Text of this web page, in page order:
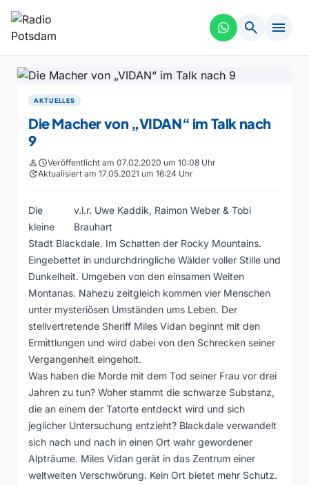
search menu
AKTUELLES
Die Macher von „VIDAN“ im Talk nach
9
personscheduleVeröffentlicht am 07.02.2020 um 10:08 Uhr
updateAktualisiert am 17.05.2021 um 16:24 Uhr
v.l.r. Uwe Kaddik, Raimon Weber & Tobi
Brauhart
Die
kleine
Stadt Blackdale. Im Schatten der Rocky Mountains.
Eingebettet in undurchdringliche Wälder voller Stille und
Dunkelheit. Umgeben von den einsamen Weiten
Montanas. Nahezu zeitgleich kommen vier Menschen
unter mysteriösen Umständen ums Leben. Der
stellvertretende Sheriff Miles Vidan beginnt mit den
Ermittlungen und wird dabei von den Schrecken seiner
Vergangenheit eingeholt.
Was haben die Morde mit dem Tod seiner Frau vor drei
Jahren zu tun? Woher stammt die schwarze Substanz,
die an einem der Tatorte entdeckt wird und sich
jeglicher Untersuchung entzieht? Blackdale verwandelt
sich nach und nach in einen Ort wahr gewordener
Alpträume. Miles Vidan gerät in das Zentrum einer
weltweiten Verschwörung. Kein Ort bietet mehr Schutz.